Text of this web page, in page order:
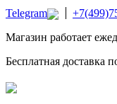
Telegram
Магазин работает
Бесплатная доставка